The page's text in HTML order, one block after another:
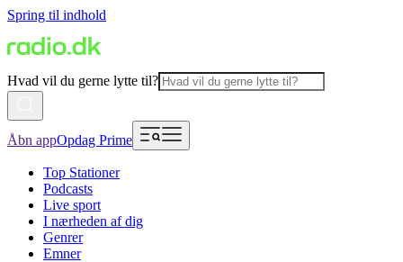
Spring til indhold
Hvad vil du gerne lytte til?
Åbn appOpdag Prime
Top Stationer
Podcasts
Live sport
I nærheden af dig
Genrer
Emner